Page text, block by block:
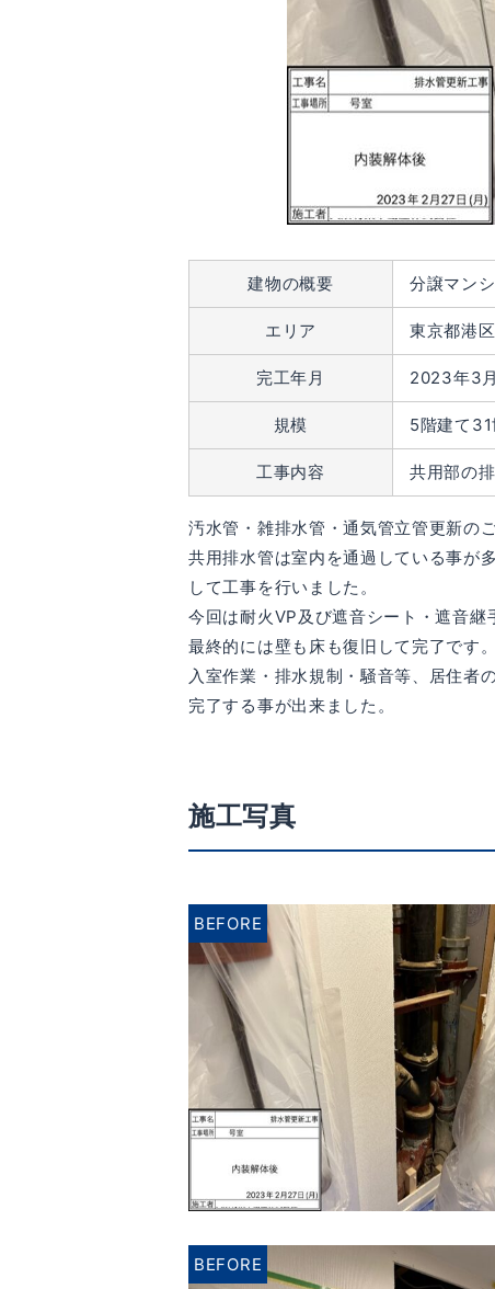
建物の概要 分譲マン
エリア 東京都港区
完工年月 2023年3月
規模 5階建て
工事内容 共用部の
汚水管・雑排水管・通気管立管更新の
共用排水管は室内を通過している事が
して工事を行いました。
今回は耐火VP及び遮音シート・遮音継
最終的には壁も床も復旧して完了です。
入室作業・排水規制・騒音等、居住者
完了する事が出来ました。
施工写真
BEFORE
BEFORE